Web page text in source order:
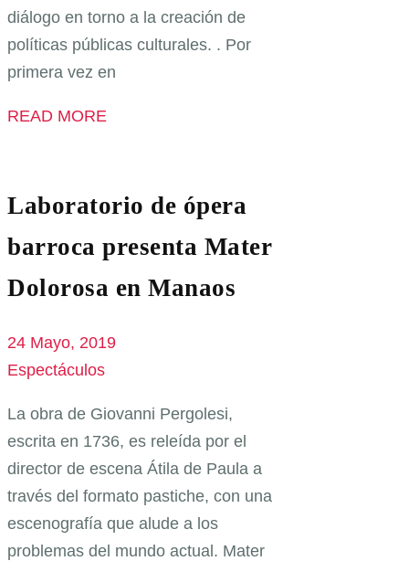
diálogo en torno a la creación de
políticas públicas culturales. . Por
primera vez en
READ MORE
Laboratorio de ópera
barroca presenta Mater
Dolorosa en Manaos
24 Mayo, 2019
Espectáculos
La obra de Giovanni Pergolesi,
escrita en 1736, es releída por el
director de escena Átila de Paula a
través del formato pastiche, con una
escenografía que alude a los
problemas del mundo actual. Mater